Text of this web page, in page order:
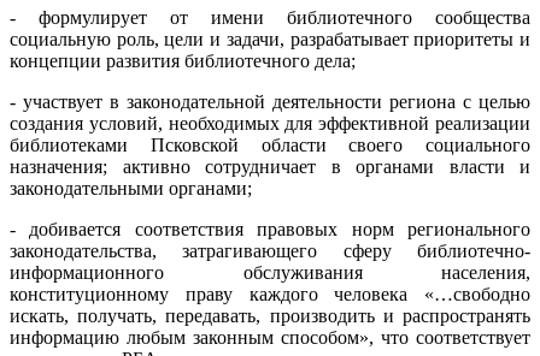
- формулирует от имени библиотечного сообщества
социальную роль, цели и задачи, разрабатывает приоритеты и
концепции развития библиотечного дела;
- участвует в законодательной деятельности региона с целью
создания условий, необходимых для эффективной реализации
библиотеками Псковской области своего социального
назначения; активно сотрудничает в органами власти и
законодательными органами;
- добивается соответствия правовых норм регионального
законодательства, затрагивающего сферу библиотечно-
информационного обслуживания населения,
конституционному праву каждого человека «…свободно
искать, получать, передавать, производить и распространять
информацию любым законным способом», что соответствует